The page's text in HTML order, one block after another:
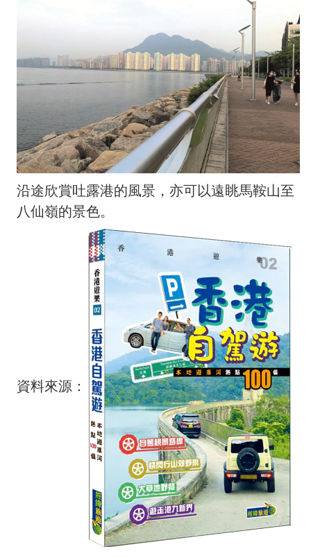
沿途欣賞吐露港的風景，亦可以遠眺馬鞍山至
八仙嶺的景色。
資料來源：